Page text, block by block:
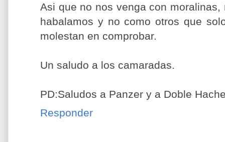
Asi que no nos venga con
habalamos y no como otros que
molestan en comprobar.
Un saludo a los camaradas.
PD:Saludos a Panzer y a Doble
Responder